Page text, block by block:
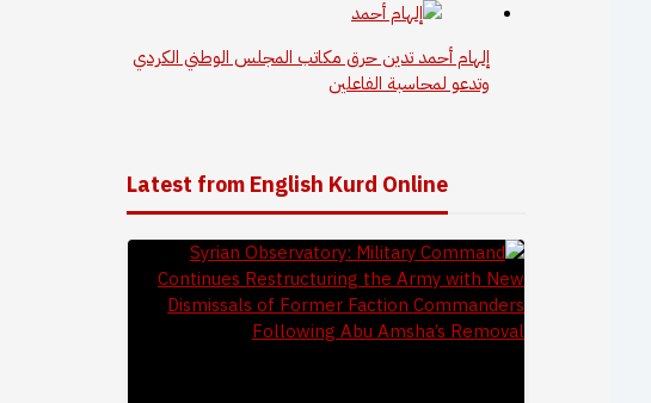
إلهام أحمد تدين حرق مكاتب المجلس الوطني الكردي
وتدعو لمحاسبة الفاعلين
Latest from English Kurd Online